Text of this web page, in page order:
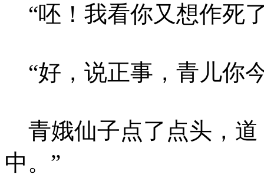
“呸！我看你又想作死
“好，说正事，青儿你
青娥仙子点了点头，道
中。”